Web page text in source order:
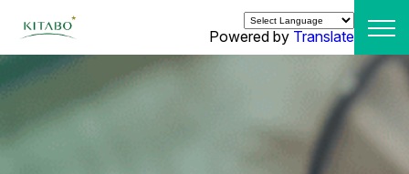
Powered by Translate